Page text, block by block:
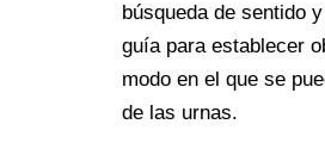
búsqueda de sentido
guía para establecer
modo en el que se
de las urnas.